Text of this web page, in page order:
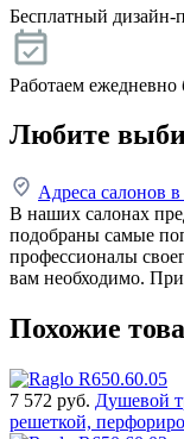
Бесплатный дизайн-
Работаем
Любите
Адреса салонов
В наших салонах
подобраны самые
профессионалы
вам необходимо.
Похожие
7 572 руб. Душевой
решеткой,